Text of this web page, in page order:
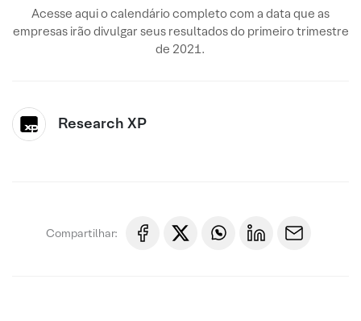
Acesse aqui o calendário completo com a data que as
empresas irão divulgar seus resultados do primeiro trimestre
de 2021.
Research XP
Compartilhar: